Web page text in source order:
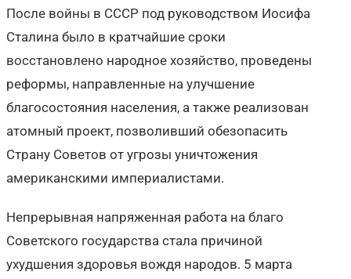
После войны в СССР под руководством Иосифа
Сталина было в кратчайшие сроки
восстановлено народное хозяйство, проведены
реформы, направленные на улучшение
благосостояния населения, а также реализован
атомный проект, позволивший обезопасить
Страну Советов от угрозы уничтожения
американскими империалистами.
Непрерывная напряженная работа на благо
Советского государства стала причиной
ухудшения здоровья вождя народов. 5 марта